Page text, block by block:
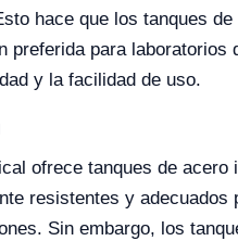
hace que los tanques
preferida para laboratorios
y la facilidad de uso.
ofrece tanques de acero
resistentes y adecuados
Sin embargo, los